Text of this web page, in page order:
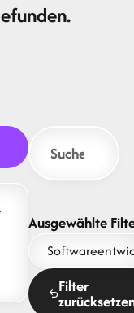
Ausgewählte
Filter